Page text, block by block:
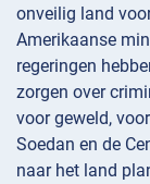
onveilig land
Amerikaanse
regeringen
zorgen over
voor geweld,
Soedan en de
naar het land